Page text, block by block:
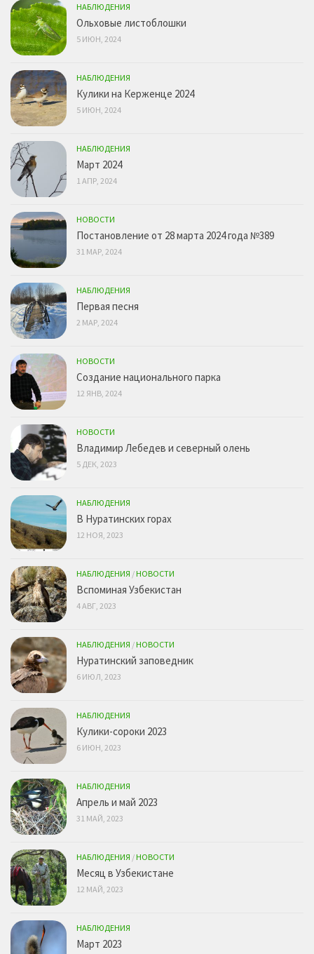
НАБЛЮДЕНИЯ
Ольховые листоблошки
5 ИЮН, 2024
НАБЛЮДЕНИЯ
Кулики на Керженце 2024
5 ИЮН, 2024
НАБЛЮДЕНИЯ
Март 2024
1 АПР, 2024
НОВОСТИ
Постановление от 28 марта 2024 года №389
31 МАР, 2024
НАБЛЮДЕНИЯ
Первая песня
2 МАР, 2024
НОВОСТИ
Создание национального парка
12 ЯНВ, 2024
НОВОСТИ
Владимир Лебедев и северный олень
5 ДЕК, 2023
НАБЛЮДЕНИЯ
В Нуратинских горах
12 НОЯ, 2023
НАБЛЮДЕНИЯ /НОВОСТИ
Вспоминая Узбекистан
4 АВГ, 2023
НАБЛЮДЕНИЯ /НОВОСТИ
Нуратинский заповедник
6 ИЮЛ, 2023
НАБЛЮДЕНИЯ
Кулики-сороки 2023
6 ИЮН, 2023
НАБЛЮДЕНИЯ
Апрель и май 2023
31 МАЙ, 2023
НАБЛЮДЕНИЯ /НОВОСТИ
Месяц в Узбекистане
12 МАЙ, 2023
НАБЛЮДЕНИЯ
Март 2023